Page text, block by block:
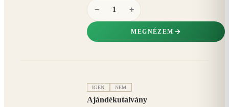
− +
MEGNÉZEM
IGEN NEM
Ajándékutalvány